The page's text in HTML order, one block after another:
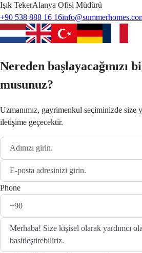
Işık TekerAlanya Ofisi Müdürü
+90 538 888 16 16
Nereden başlayacağınızı
musunuz?
Uzmanımız, gayrimenkul seçiminizde size
iletişime geçecektir.
Phone